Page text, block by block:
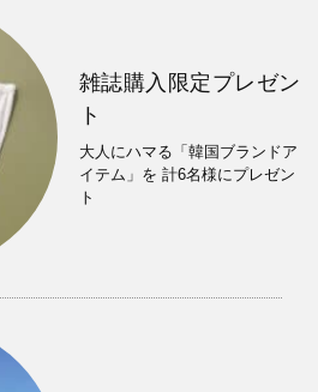
雑誌購入限定プレゼン
ト
大人にハマる「韓国ブランドア
イテム」を 計6名様にプレゼン
ト